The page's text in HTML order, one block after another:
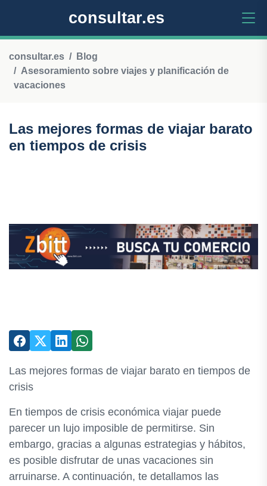
consultar.es
consultar.es
Blog
Asesoramiento sobre viajes y planificación de
vacaciones
Las mejores formas de viajar barato
en tiempos de crisis
Las mejores formas de viajar barato en tiempos de
crisis
En tiempos de crisis económica viajar puede
parecer un lujo imposible de permitirse. Sin
embargo, gracias a algunas estrategias y hábitos,
es posible disfrutar de unas vacaciones sin
arruinarse. A continuación, te detallamos las